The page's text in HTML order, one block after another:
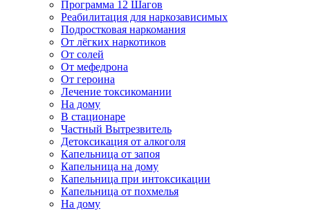
Программа 12 Шагов
Реабилитация для наркозависимых
Подростковая наркомания
От лёгких наркотиков
От солей
От мефедрона
От героина
Лечение токсикомании
На дому
В стационаре
Частный Вытрезвитель
Детоксикация от алкоголя
Капельница от запоя
Капельница на дому
Капельница при интоксикации
Капельница от похмелья
На дому